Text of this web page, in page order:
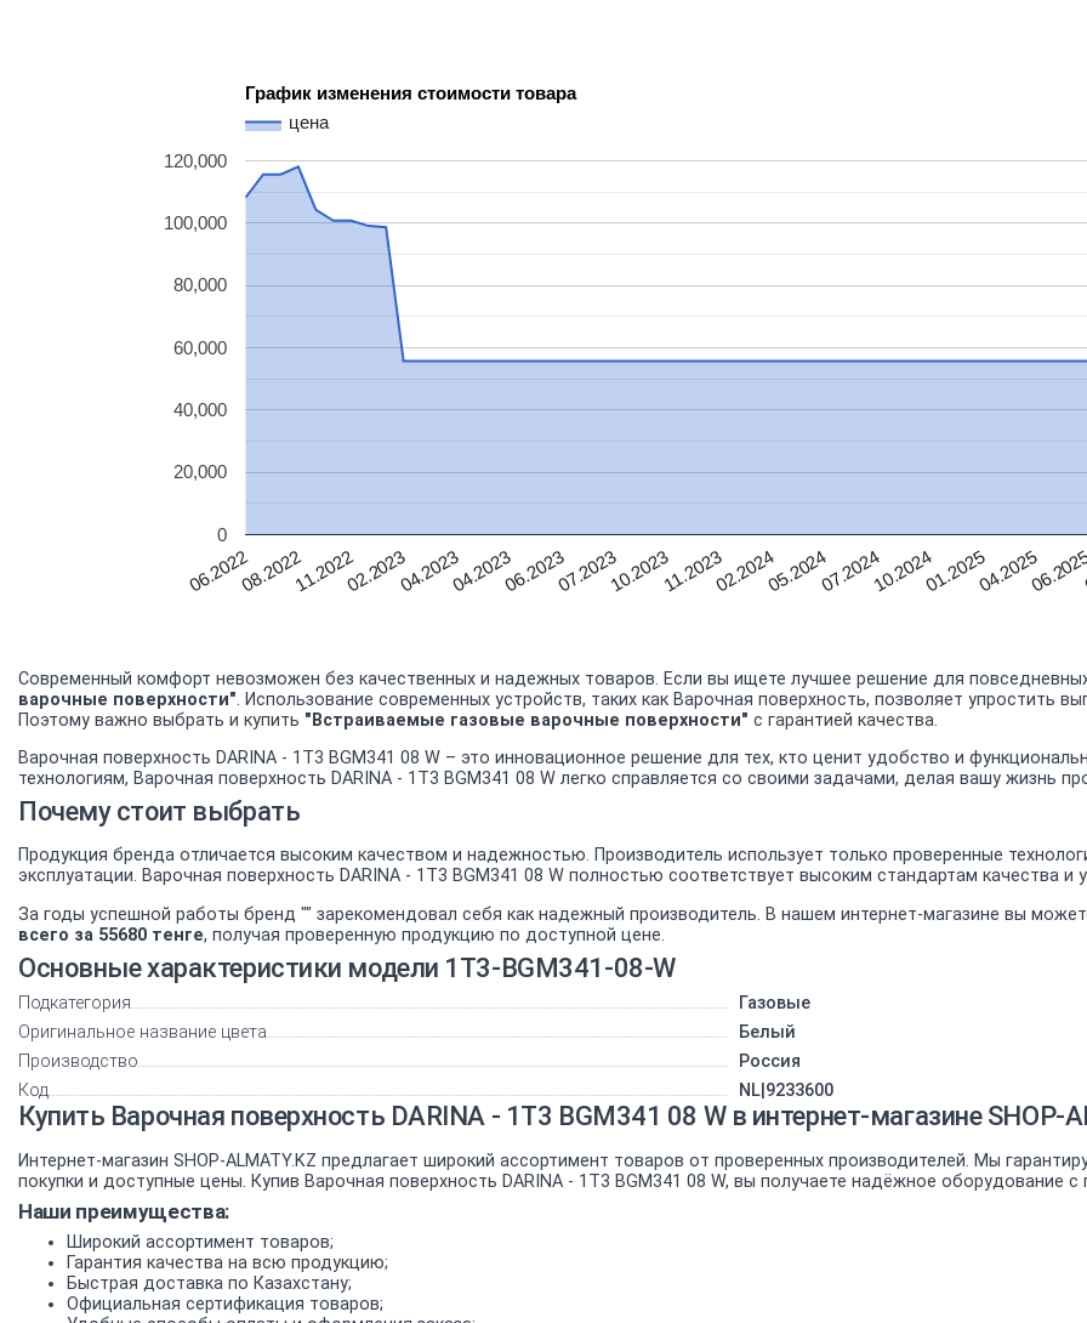
График изменения стоимости товара
цена
06.202208.202211.202202.202304.202304.202306.202307.202310.202311.202302.202405.202407.202410.202401.202504.2025
0
20,000
40,000
60,000
80,000
100,000
120,000
Современный комфорт невозможен без качественных и надежных товаров. Если вы ищете лучшее решение для
варочные поверхности". Использование современных устройств, таких как Варочная поверхность, позволяет упростить
Поэтому важно выбрать и купить "Встраиваемые газовые варочные поверхности" с гарантией качества.
Варочная поверхность DARINA - 1T3 BGM341 08 W – это инновационное решение для тех, кто ценит удобство и
технологиям, Варочная поверхность DARINA - 1T3 BGM341 08 W легко справляется со своими задачами, делая вашу жизнь
Почему стоит выбрать
Продукция бренда отличается высоким качеством и надежностью. Производитель использует только проверенные
эксплуатации. Варочная поверхность DARINA - 1T3 BGM341 08 W полностью соответствует высоким стандартам качества
За годы успешной работы бренд "" зарекомендовал себя как надежный производитель. В нашем интернет-магазине вы
всего за 55680 тенге, получая проверенную продукцию по доступной цене.
Основные характеристики модели 1T3-BGM341-08-W
Подкатегория
Газовые
Оригинальное название цвета
Белый
Производство
Россия
Код
NL|9233600
Купить Варочная поверхность DARINA - 1T3 BGM341 08 W в интернет-магазине SHOP-
Интернет-магазин SHOP-ALMATY.KZ предлагает широкий ассортимент товаров от проверенных производителей. Мы
покупки и доступные цены. Купив Варочная поверхность DARINA - 1T3 BGM341 08 W, вы получаете надёжное оборудование с
Наши преимущества:
Широкий ассортимент товаров;
Гарантия качества на всю продукцию;
Быстрая доставка по Казахстану;
Официальная сертификация товаров;